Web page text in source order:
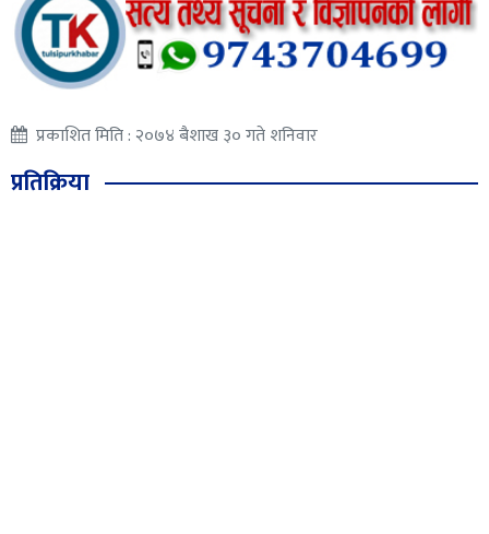
प्रकाशित मिति : २०७४ बैशाख ३० गते शनिवार
प्रतिक्रिया